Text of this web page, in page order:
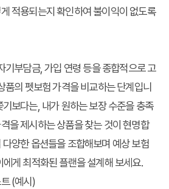
적용되는지 확인하여 불이익이 없도록
기부담금, 가입 연령 등을 종합적으로 고
품의 펫보험 가격을 비교하는 단계입니
보다는, 내가 원하는 보장 수준을 충족
을 제시하는 상품을 찾는 것이 현명합
양한 옵션들을 조합해보며 예상 보험
게 최적화된 플랜을 설계해 보세요.
(예시)